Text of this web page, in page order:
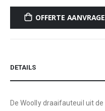
OFFERTE
DETAILS
De Woolly draaifauteuil uit